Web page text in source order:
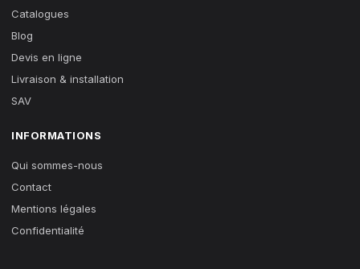
Catalogues
Blog
Devis en ligne
Livraison & installation
SAV
INFORMATIONS
Qui sommes-nous
Contact
Mentions légales
Confidentialité